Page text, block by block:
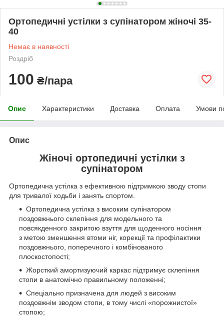
Ортопедичні устілки з супінатором жіночі 35-
40
Немає в наявності
Роздріб
100 ₴/пара
Опис Характеристики Доставка Оплата Умови
Опис
Жіночі ортопедичні устілки з
супінатором
Ортопедична устілка з ефективною підтримкою зводу стопи
для тривалої ходьби і занять спортом.
Ортопедична устілка з високим супінатором
поздовжнього склепіння для модельного та
повсякденного закритою взуття для щоденного носіння
з метою зменшення втоми ніг, корекції та профілактики
поздовжнього, поперечного і комбінованого
плоскостопості;
Жорсткий амортизуючий каркас підтримує склепіння
стопи в анатомічно правильному положенні;
Спеціально призначена для людей з високим
поздовжнім зводом стопи, в тому числі «порожнистої»
стопою;